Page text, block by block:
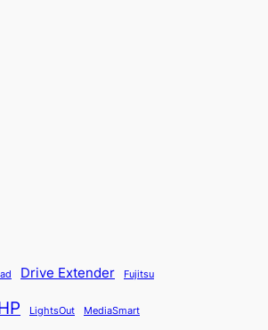
Drive Extender Fujitsu
LightsOut MediaSmart